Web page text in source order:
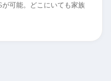
可能。どこにいても家族